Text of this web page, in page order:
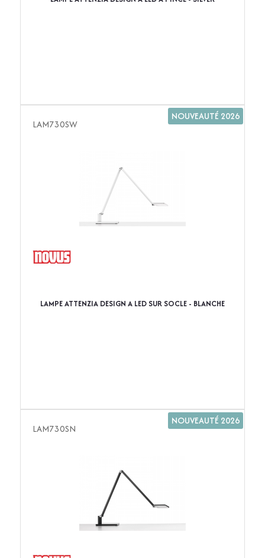
LAM730SW
NOUVEAUTÉ 2026
LAMPE ATTENZIA DESIGN A LED SUR SOCLE - BLANCHE
LAM730SN
NOUVEAUTÉ 2026